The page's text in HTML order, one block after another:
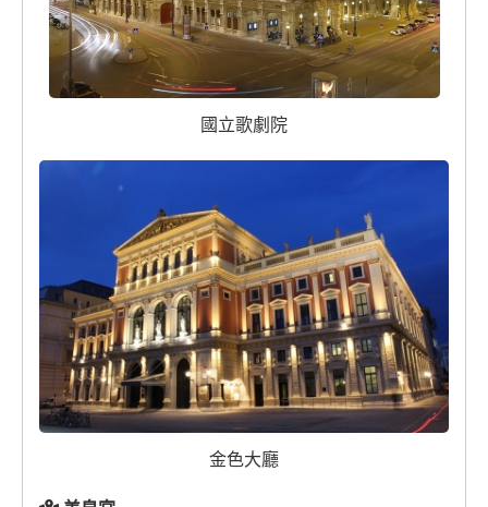
國立歌劇院
金色大廳